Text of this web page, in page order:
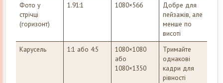
Фото у
стрічці
(горизонт)
1.91:1 1080×566
Добре для
пейзажів, але
менше по
висоті
Карусель
1:1 або 4:5
1080×1080
або
1080×1350
Тримайте
однакові
кадри для
рівності